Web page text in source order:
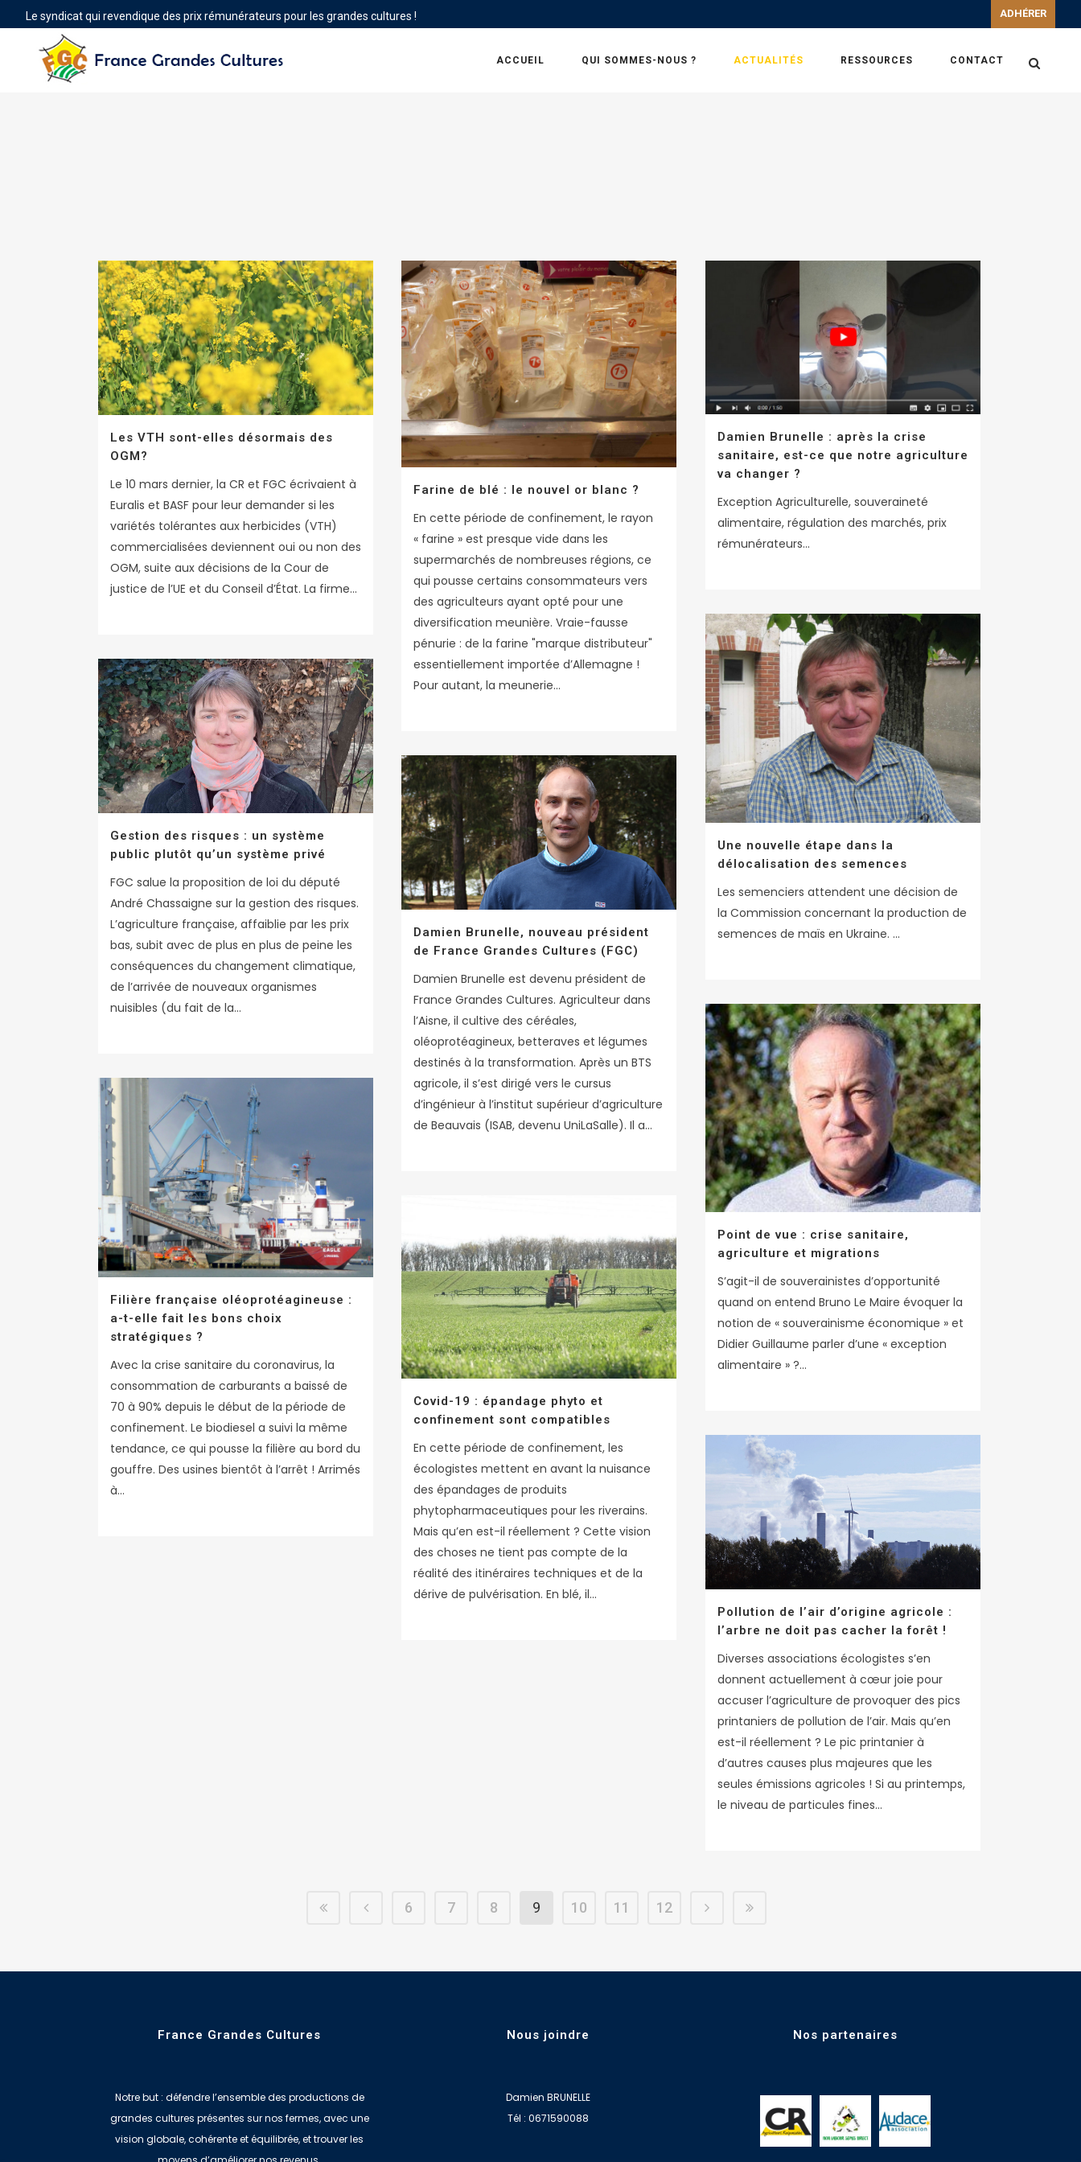
Le syndicat qui revendique des prix rémunérateurs pour les grandes cultures ! ADHÉRER
ACCUEIL QUI SOMMES-NOUS ? ACTUALITÉS RESSOURCES CONTACT
Les VTH sont-elles désormais des
OGM?
Le 10 mars dernier, la CR et FGC écrivaient à
Euralis et BASF pour leur demander si les
variétés tolérantes aux herbicides (VTH)
commercialisées deviennent oui ou non des
OGM, suite aux décisions de la Cour de
justice de l’UE et du Conseil d’État. La firme...
Farine de blé : le nouvel or blanc ?
En cette période de confinement, le rayon
« farine » est presque vide dans les
supermarchés de nombreuses régions, ce
qui pousse certains consommateurs vers
des agriculteurs ayant opté pour une
diversification meunière. Vraie-fausse
pénurie : de la farine "marque distributeur"
essentiellement importée d’Allemagne !
Pour autant, la meunerie...
Damien Brunelle : après la crise
sanitaire, est-ce que notre agriculture
va changer ?
Exception Agriculturelle, souveraineté
alimentaire, régulation des marchés, prix
rémunérateurs...
Une nouvelle étape dans la
délocalisation des semences
Les semenciers attendent une décision de
la Commission concernant la production de
semences de maïs en Ukraine. ...
Gestion des risques : un système
public plutôt qu’un système privé
FGC salue la proposition de loi du député
André Chassaigne sur la gestion des risques.
L’agriculture française, affaiblie par les prix
bas, subit avec de plus en plus de peine les
conséquences du changement climatique,
de l’arrivée de nouveaux organismes
nuisibles (du fait de la...
Damien Brunelle, nouveau président
de France Grandes Cultures (FGC)
Damien Brunelle est devenu président de
France Grandes Cultures. Agriculteur dans
l’Aisne, il cultive des céréales,
oléoprotéagineux, betteraves et légumes
destinés à la transformation. Après un BTS
agricole, il s’est dirigé vers le cursus
d’ingénieur à l’institut supérieur d’agriculture
de Beauvais (ISAB, devenu UniLaSalle). Il a...
Point de vue : crise sanitaire,
agriculture et migrations
S’agit-il de souverainistes d’opportunité
quand on entend Bruno Le Maire évoquer la
notion de « souverainisme économique » et
Didier Guillaume parler d’une « exception
alimentaire » ?...
Filière française oléoprotéagineuse :
a-t-elle fait les bons choix
stratégiques ?
Avec la crise sanitaire du coronavirus, la
consommation de carburants a baissé de
70 à 90% depuis le début de la période de
confinement. Le biodiesel a suivi la même
tendance, ce qui pousse la filière au bord du
gouffre. Des usines bientôt à l’arrêt ! Arrimés
à...
Covid-19 : épandage phyto et
confinement sont compatibles
En cette période de confinement, les
écologistes mettent en avant la nuisance
des épandages de produits
phytopharmaceutiques pour les riverains.
Mais qu’en est-il réellement ? Cette vision
des choses ne tient pas compte de la
réalité des itinéraires techniques et de la
dérive de pulvérisation. En blé, il...
Pollution de l’air d’origine agricole :
l’arbre ne doit pas cacher la forêt !
Diverses associations écologistes s’en
donnent actuellement à cœur joie pour
accuser l’agriculture de provoquer des pics
printaniers de pollution de l’air. Mais qu’en
est-il réellement ? Le pic printanier à
d’autres causes plus majeures que les
seules émissions agricoles ! Si au printemps,
le niveau de particules fines...
6 7 8 9 10 11 12
France Grandes Cultures
Notre but : défendre l’ensemble des productions de
grandes cultures présentes sur nos fermes, avec une
vision globale, cohérente et équilibrée, et trouver les
Nous joindre
Damien BRUNELLE
Tél : 0671590088
Nos partenaires